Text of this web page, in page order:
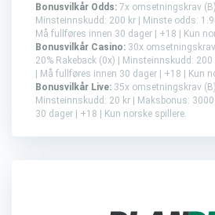
Bonusvilkår Odds: 7x omsetningskrav
Minsteinnskudd: 200 kr | Minste odds:
Må fullføres innen 30 dager | +18 | Kun
Bonusvilkår Casino: 30x
20% Rakeback (0x) | Minsteinnskudd:
| Må fullføres innen 30 dager | +18 | Kun
Bonusvilkår Live: 35x omsetningskrav
Minsteinnskudd: 20 kr | Maksbonus:
30 dager | +18 | Kun norske spillere.